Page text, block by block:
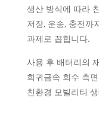
생산 방식에 따라
저장, 운송, 충전까
과제로 꼽힙니다.
사용 후 배터리의
희귀금속 회수 측
친환경 모빌리티